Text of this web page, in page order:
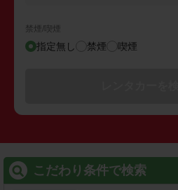
禁煙/喫煙
指定無し 禁煙 喫煙
こだわり条件で検索